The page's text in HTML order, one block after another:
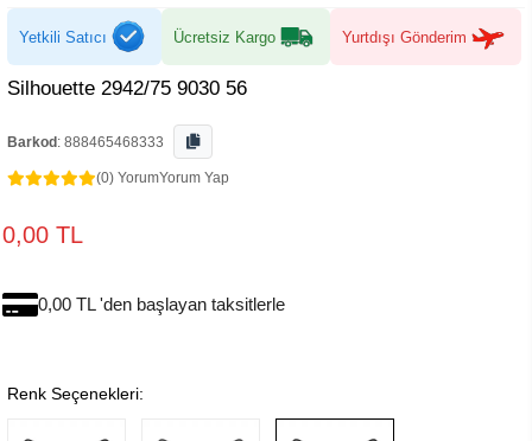
Yetkili Satıcı Ücretsiz Kargo Yurtdışı Gönderim
Silhouette 2942/75 9030 56
Barkod : 888465468333
(0) YorumYorum Yap
0,00 TL
0,00 TL 'den başlayan taksitlerle
Renk Seçenekleri: